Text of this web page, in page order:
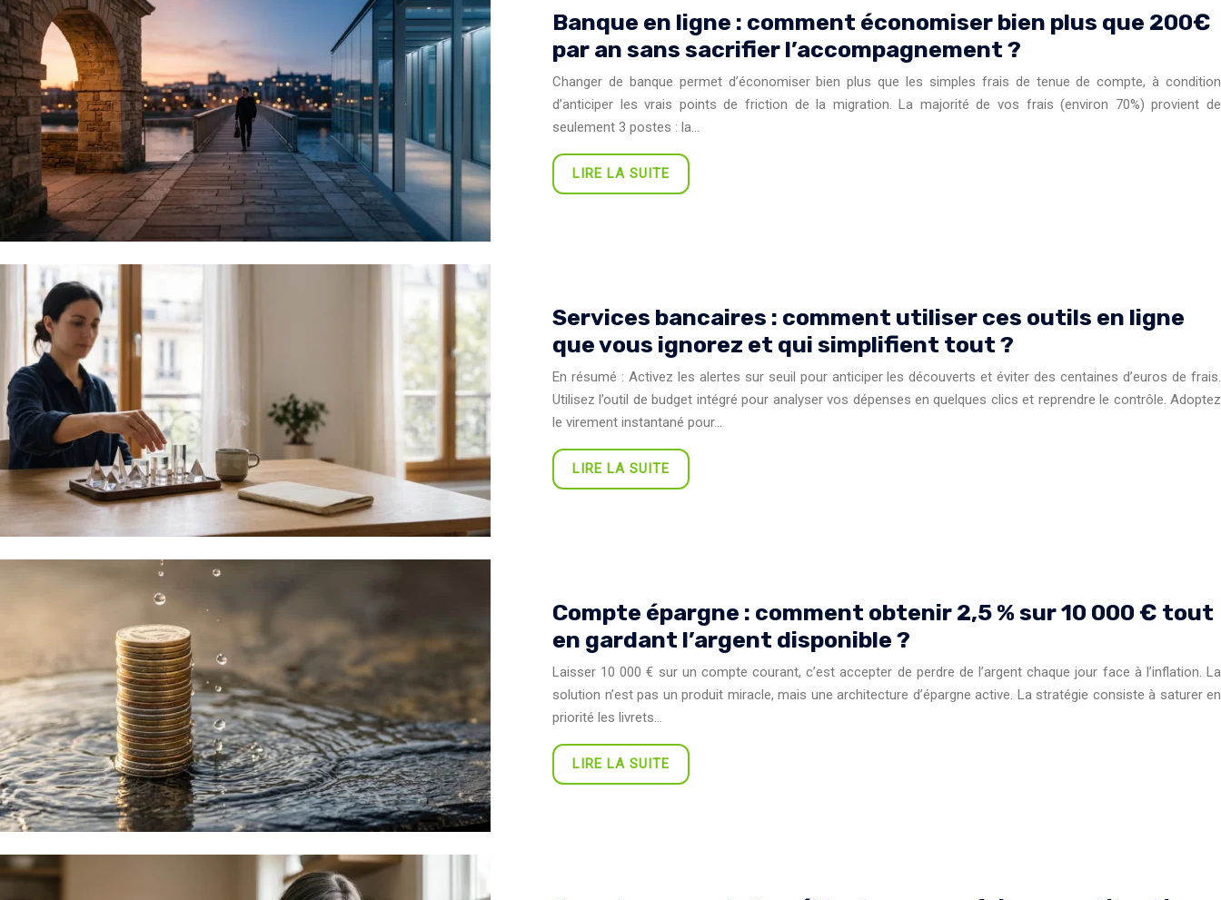
Banque en ligne : comment économiser bien plus que 200€
par an sans sacrifier l’accompagnement ?
Changer de banque permet d’économiser bien plus que les simples frais de tenue de compte, à condition
d’anticiper les vrais points de friction de la migration. La majorité de vos frais (environ 70%) provient de
seulement 3 postes : la…
LIRE LA SUITE
Services bancaires : comment utiliser ces outils en ligne
que vous ignorez et qui simplifient tout ?
En résumé : Activez les alertes sur seuil pour anticiper les découverts et éviter des centaines d’euros de frais.
Utilisez l’outil de budget intégré pour analyser vos dépenses en quelques clics et reprendre le contrôle. Adoptez
le virement instantané pour…
LIRE LA SUITE
Compte épargne : comment obtenir 2,5 % sur 10 000 € tout
en gardant l’argent disponible ?
Laisser 10 000 € sur un compte courant, c’est accepter de perdre de l’argent chaque jour face à l’inflation. La
solution n’est pas un produit miracle, mais une architecture d’épargne active. La stratégie consiste à saturer en
priorité les livrets…
LIRE LA SUITE